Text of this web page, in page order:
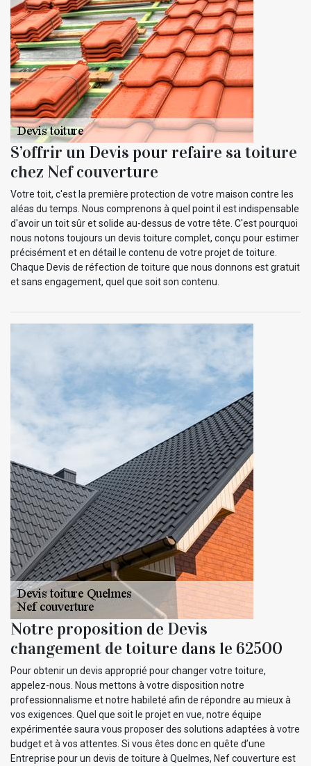
S’offrir un Devis pour refaire sa toiture
chez Nef couverture
Votre toit, c'est la première protection de votre maison contre les
aléas du temps. Nous comprenons à quel point il est indispensable
d'avoir un toit sûr et solide au-dessus de votre tête. C'est pourquoi
nous notons toujours un devis toiture complet, conçu pour estimer
précisément et en détail le contenu de votre projet de toiture.
Chaque Devis de réfection de toiture que nous donnons est gratuit
et sans engagement, quel que soit son contenu.
Notre proposition de Devis
changement de toiture dans le 62500
Pour obtenir un devis approprié pour changer votre toiture,
appelez-nous. Nous mettons à votre disposition notre
professionnalisme et notre habileté afin de répondre au mieux à
vos exigences. Quel que soit le projet en vue, notre équipe
expérimentée saura vous proposer des solutions adaptées à votre
budget et à vos attentes. Si vous êtes donc en quête d’une
Entreprise pour un devis de toiture à Quelmes, Nef couverture est